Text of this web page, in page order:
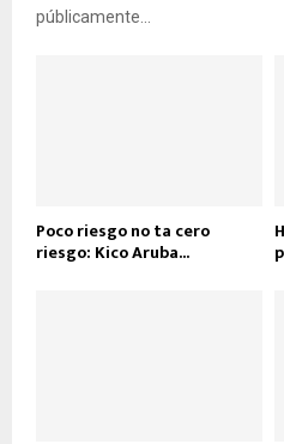
públicamente...
Poco riesgo no ta cero
riesgo: Kico Aruba...